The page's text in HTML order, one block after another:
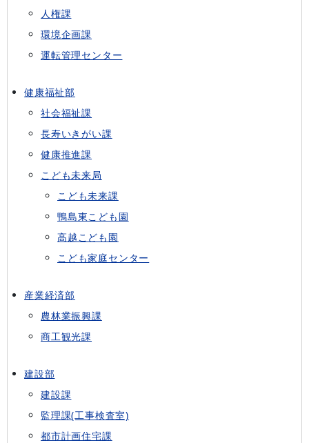
人権課
環境企画課
運転管理センター
健康福祉部
社会福祉課
長寿いきがい課
健康推進課
こども未来局
こども未来課
鴨島東こども園
高越こども園
こども家庭センター
産業経済部
農林業振興課
商工観光課
建設部
建設課
監理課(工事検査室)
都市計画住宅課